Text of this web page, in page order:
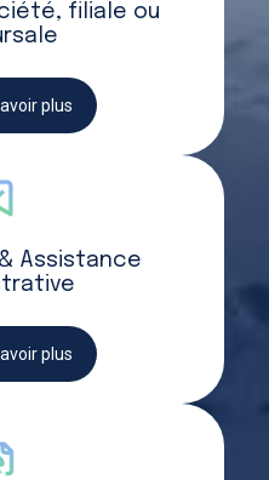
filiale ou
plus
Assistance
plus